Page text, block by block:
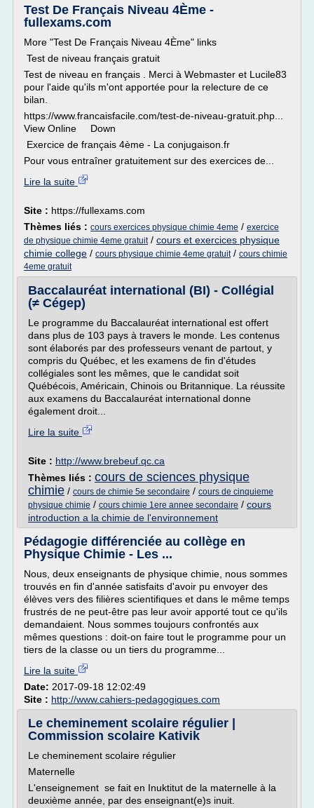
Test De Français Niveau 4Ème -
fullexams.com
More "Test De Français Niveau 4Ème" links
Test de niveau français gratuit
Test de niveau en français . Merci à Webmaster et Lucile83
pour l'aide qu'ils m'ont apportée pour la relecture de ce
bilan.
https://www.francaisfacile.com/test-de-niveau-gratuit.php...
View Online Down
Exercice de français 4ème - La conjugaison.fr
Pour vous entraîner gratuitement sur des exercices de...
Lire la suite
Site : https://fullexams.com
Thèmes liés : cours exercices physique chimie 4eme / exercice
de physique chimie 4eme gratuit/ cours et exercices physique
chimie college / cours physique chimie 4eme gratuit/ cours chimie
4eme gratuit
Baccalauréat international (BI) - Collégial
(≠ Cégep)
Le programme du Baccalauréat international est offert
dans plus de 103 pays à travers le monde. Les contenus
sont élaborés par des professeurs venant de partout, y
compris du Québec, et les examens de fin d'études
collégiales sont les mêmes, que le candidat soit
Québécois, Américain, Chinois ou Britannique. La réussite
aux examens du Baccalauréat international donne
également droit...
Lire la suite
Site : http://www.brebeuf.qc.ca
Thèmes liés : cours de sciences physique
chimie / cours de chimie 5e secondaire / cours de cinquieme
physique chimie / cours chimie 1ere annee secondaire / cours
introduction a la chimie de l'environnement
Pédagogie différenciée au collège en
Physique Chimie - Les ...
Nous, deux enseignants de physique chimie, nous sommes
trouvés en fin d'année satisfaits d'avoir pu envoyer des
élèves vers des filières scientifiques et dans le même temps
frustrés de ne peut-être pas leur avoir apporté tout ce qu'ils
demandaient. Nous sommes toujours confrontés aux
mêmes questions : doit-on faire tout le programme pour un
tiers de la classe ou un tiers du programme...
Lire la suite
Date: 2017-09-18 12:02:49
Site : http://www.cahiers-pedagogiques.com
Le cheminement scolaire régulier |
Commission scolaire Kativik
Le cheminement scolaire régulier
Maternelle
L'enseignement se fait en Inuktitut de la maternelle à la
deuxième année, par des enseignant(e)s inuit.